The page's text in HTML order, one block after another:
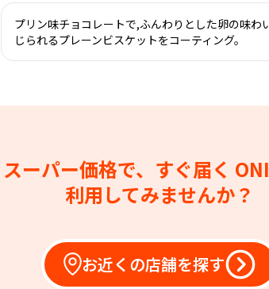
プリン味チョコレートで,ふんわりとした卵の味わ
じられるプレーンビスケットをコーティング。
スーパー価格で、すぐ届く
利用してみませんか？
お近くの店舗を探す